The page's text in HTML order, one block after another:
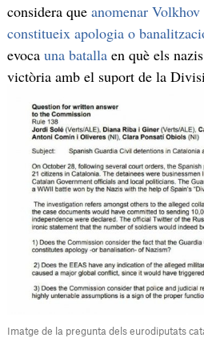
considera que anomenar
constitueix apologia o
evoca una batallaen què els
victòria amb el suport de la
Imatge de la pregunta dels eurodiputats